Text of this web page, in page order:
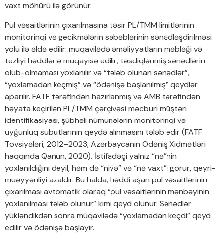
vaxt möhürü ilə görünür.
Pul vəsaitlərinin çıxarılmasına təsir PL/TMM limitlərinin
monitorinqi və gecikmələrin səbəblərinin sənədləşdirilməsi
yolu ilə əldə edilir: müqavilədə əməliyyatların məbləği və
tezliyi həddlərlə müqayisə edilir, təsdiqlənmiş sənədlərin
olub-olmaması yoxlanılır və “tələb olunan sənədlər”,
“yoxlamadan keçmiş” və “ödənişə başlanılmış” qeydlər
aparılır. FATF tərəfindən hazırlanmış və AMB tərəfindən
həyata keçirilən PL/TMM çərçivəsi məcburi müştəri
identifikasiyası, şübhəli nümunələrin monitorinqi və
uyğunluq sübutlarının qeydə alınmasını tələb edir (FATF
Tövsiyələri, 2012–2023; Azərbaycanın Ödəniş Xidmətləri
haqqında Qanun, 2020). İstifadəçi yalnız “nə”nin
yoxlanıldığını deyil, həm də “niyə” və “nə vaxt”ı görür, qeyri-
müəyyənliyi azaldır. Bu halda, həddi aşan pul vəsaitlərinin
çıxarılması avtomatik olaraq “pul vəsaitlərinin mənbəyinin
yoxlanılması tələb olunur” kimi qeyd olunur. Sənədlər
yükləndikdən sonra müqavilədə “yoxlamadan keçdi” qeyd
edilir və ödənişə başlayır.